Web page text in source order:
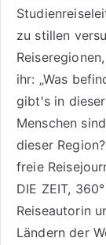
zu stillen
ihr: „Was
gibt's in
Menschen
dieser
freie
DIE ZEIT,
Reiseautorin
Ländern der